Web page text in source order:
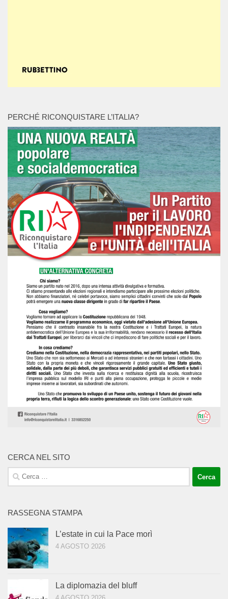
PERCHÉ RICONQUISTARE L’ITALIA?
CERCA NEL SITO
Ricerca
per:
RASSEGNA STAMPA
L’estate in cui la Pace morì
4 AGOSTO 2026
La diplomazia del bluff